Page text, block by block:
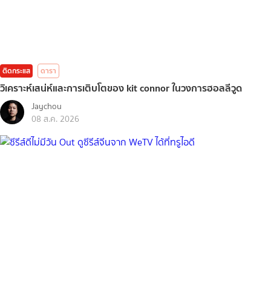
ติดกระแส ดารา
วิเคราะห์เสน่ห์และการเติบโตของ kit connor ในวงการฮอลลีวูด
Jaychou
08 ส.ค. 2026